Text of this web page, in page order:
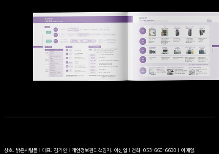
상호: 밝은사람들 | 대표: 김가연 | 개인정보관리책임자: 이신엽 | 전화: 053-660-6600 | 이메일: